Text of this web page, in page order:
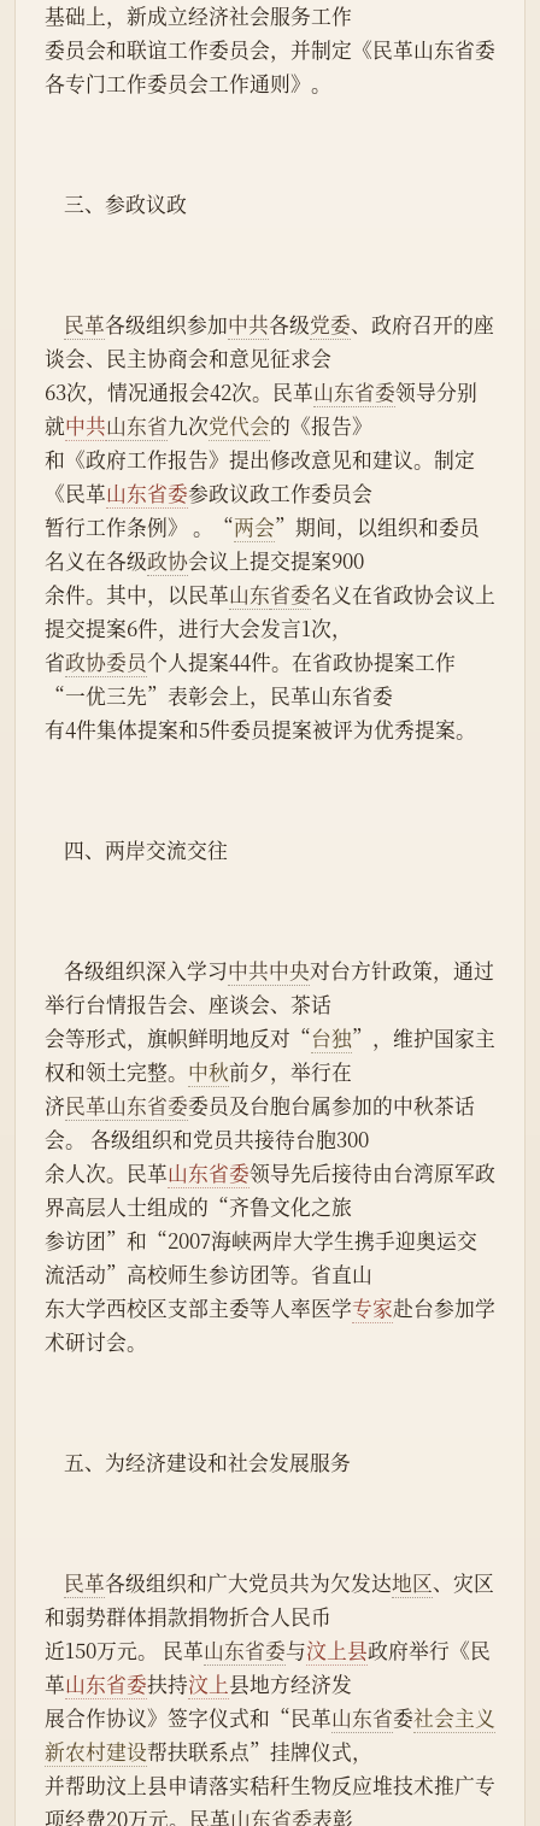
基础上，新成立经济社会服务工作
委员会和联谊工作委员会，并制定《民革山东省委
各专门工作委员会工作通则》。
    三、参政议政
民革各级组织参加中共各级党委、政府召开的座
谈会、民主协商会和意见征求会
63次，情况通报会42次。民革山东省委领导分别
就中共山东省九次党代会的《报告》
和《政府工作报告》提出修改意见和建议。制定
《民革山东省委参政议政工作委员会
暂行工作条例》 。“两会”期间，以组织和委员
名义在各级政协会议上提交提案900
余件。其中，以民革山东省委名义在省政协会议上
提交提案6件，进行大会发言1次，
省政协委员个人提案44件。在省政协提案工作
“一优三先”表彰会上，民革山东省委
有4件集体提案和5件委员提案被评为优秀提案。
    四、两岸交流交往
    各级组织深入学习
中共中央对台方针政策，通过
举行台情报告会、座谈会、茶话
会等形式，旗帜鲜明地反对“台独”，维护国家主
权和领土完整。 中秋前夕，举行在
济民革山东省委委员及台胞台属参加的中秋茶话
会。 各级组织和党员共接待台胞300
余人次。民革山东省委领导先后接待由台湾原军政
界高层人士组成的“齐鲁文化之旅
参访团”和“2007海峡两岸大学生携手迎奥运交
流活动”高校师生参访团等。省直山
东大学西校区支部主委等人率医学专家赴台参加学
术研讨会。
    五、为经济建设和社会发展服务
民革各级组织和广大党员共为欠发达地区、灾区
和弱势群体捐款捐物折合人民币
近150万元。 民革山东省委与汶上县政府举行《民
革山东省委扶持汶上县地方经济发
展合作协议》签字仪式和“民革山东省委社会主义
新农村建设帮扶联系点”挂牌仪式，
并帮助汶上县申请落实秸秆生物反应堆技术推广专
项经费20万元。民革山东省委表彰